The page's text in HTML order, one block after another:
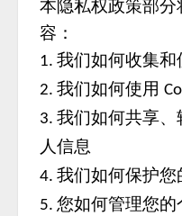
本隐私权政策部
容：
1.我们如何收集
2.我们如何使用
3.我们如何共享
人信息
4.我们如何保护您
5.您如何管理您的